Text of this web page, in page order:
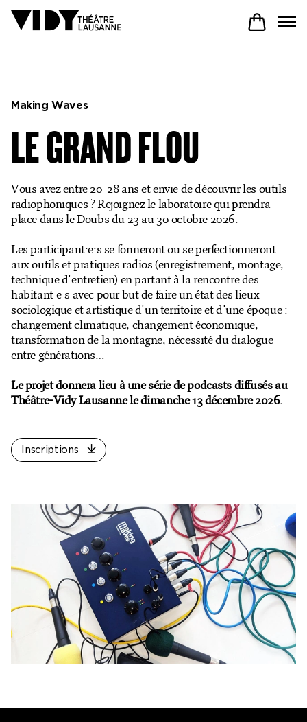
AU PROGRAMME
PARTICIPER
VENIR À VIDY
Le Théâtre
Productions
Billetterie en ligne
Mon compte
Making Waves
LE GRAND FLOU
Vous avez entre 20-28 ans et envie de découvrir les outils
radiophoniques ? Rejoignez le laboratoire qui prendra
place dans le Doubs du 23 au 30 octobre 2026.
Les participant·e·s se formeront ou se perfectionneront
aux outils et pratiques radios (enregistrement, montage,
technique d'entretien) en partant à la rencontre des
habitant·e·s avec pour but de faire un état des lieux
sociologique et artistique d'un territoire et d'une époque :
changement climatique, changement économique,
transformation de la montagne, nécessité du dialogue
entre générations…
Le projet donnera lieu à une série de podcasts diffusés au
Théâtre-Vidy Lausanne le dimanche 13 décembre 2026.
Inscriptions